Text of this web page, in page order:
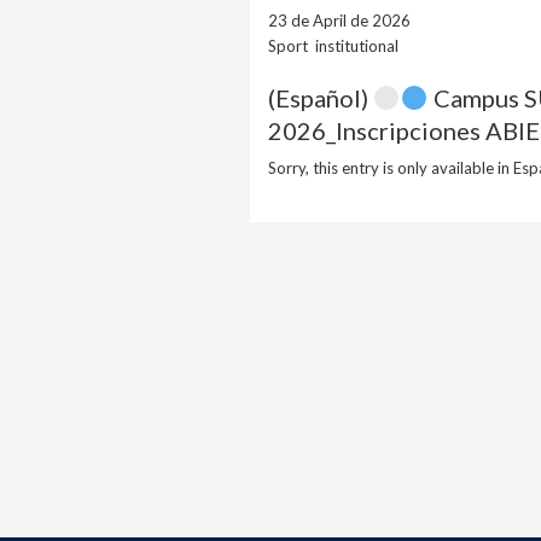
23 de April de 2026
Sport institutional
(Español)
Campus
2026_Inscripciones
Sorry, this entry is only available in